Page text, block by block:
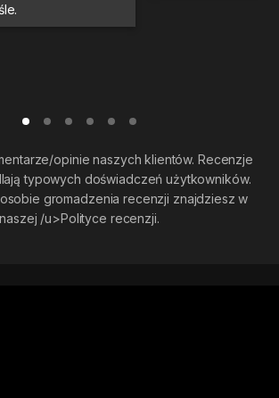
opinie naszych klientów. Recenzje
typowych doświadczeń użytkowników.
gromadzenia recenzji znajdziesz w
naszej /u>Polityce recenzji.